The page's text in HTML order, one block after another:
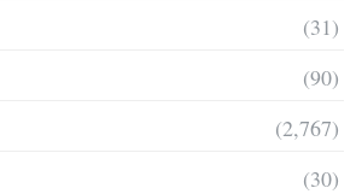
(31)
(90)
(2,767)
(30)